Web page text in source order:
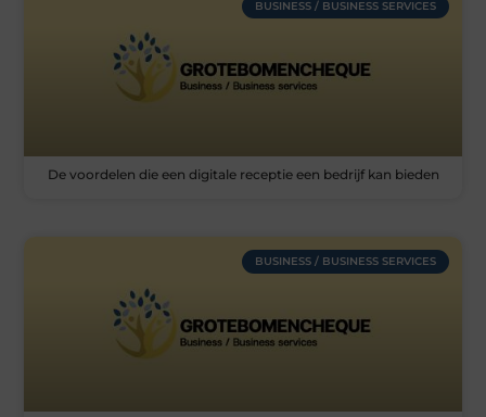
BUSINESS / BUSINESS SERVICES
De voordelen die een digitale receptie een bedrijf kan bieden
BUSINESS / BUSINESS SERVICES